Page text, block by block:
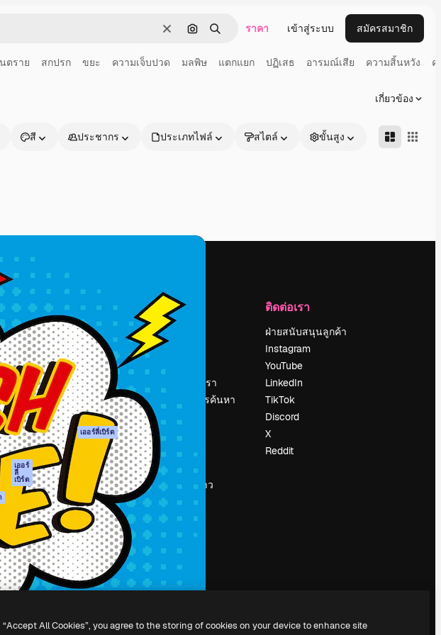
ชัดเจนค้นหาตามรูปภาพ
ค้นหา ราคา เข้าสู่ระบบ สมัครสมาชิก
ตราย สกปรก ขยะ ความเจ็บปวด มลพิษ แตกแยก ปฏิเสธ อารมณ์เสีย ความสิ้นหวัง ค
เกี่ยวข้อง
สี ประชากร ประเภทไฟล์ สไตล์ ขั้นสูง
โอ
ง AI
เออร์
ลี่
เบิร์ด
เริ่มต้นใช้งาน
Academy
เอกสาร
การสนับสนุน
เงื่อนไขการใช้งาน
นโยบายความเป็น
ส่วนตัว
ต้นฉบับ เออร์ลี่เบิร์ด
นโยบายคุกกี้
ศูนย์ความน่าเชื่อถือ
พันธมิตร
ธุรกิจ
บริษัท
ราคา
เกี่ยวกับเรา
ร่วมงานกับเรา
แนวโน้มการค้นหา
บล็อก
กิจกรรม
Slidesgo
ขายเนื้อหา
ห้องแถลงข่าว
กำลังมองหา
magnific.ai
ติดต่อเรา
ฝ่ายสนับสนุนลูกค้า
Instagram
YouTube
LinkedIn
TikTok
Discord
X
Reddit
All Cookies”, you agree to the storing of cookies on your device to enhance site